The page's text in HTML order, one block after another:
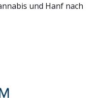
und Hanf nach